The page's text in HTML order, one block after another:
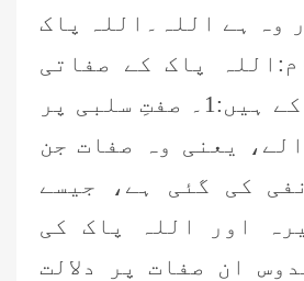
وہ ہے اللہ۔اللہ پاک
پاک کے صفاتی
نام تین قسم کے ہیں:1۔ صفتِ سلبی پر
یعنی وہ صفات جن
کی گئی ہے، جیسے
اور اللہ پاک کی
ان صفات پر دلالت